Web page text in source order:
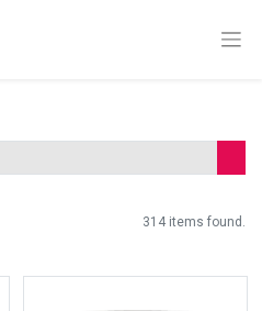
314 items found.